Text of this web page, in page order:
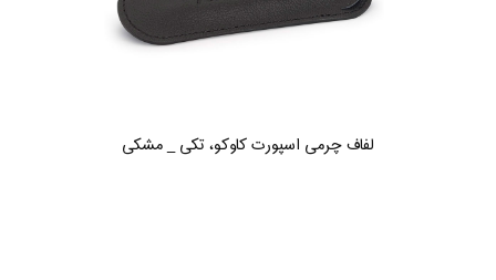
لفاف چرمی اسپورت کاوکو، تکی _ مشکی